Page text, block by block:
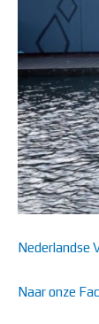
Nederlandse
Naar onze